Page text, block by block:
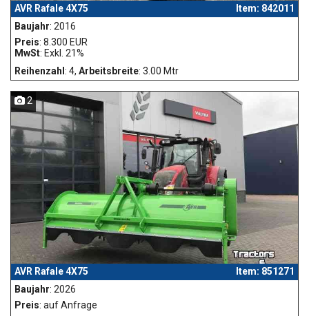
AVR Rafale 4X75
Item: 842011
Baujahr: 2016
Preis: 8.300 EUR
MwSt: Exkl. 21%
Reihenzahl : 4, Arbeitsbreite: 3.00 Mtr
2
AVR Rafale 4X75
Item: 851271
Baujahr: 2026
Preis: auf Anfrage